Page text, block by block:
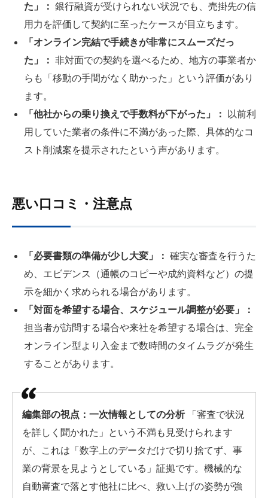
た」： 銀行融資が受けられない状況でも、売掛先の信
用力を評価して契約に至ったケースが目立ちます。
「オンライン完結で手続きが非常にスムーズだっ
た」： 非対面での契約を選べるため、地方の事業者か
らも「移動の手間がなく助かった」という評価があり
ます。
「他社からの乗り換えで手数料が下がった」：
以前利
用していた業者の条件に不満があった際、具体的なコ
スト削減案を提示されたという声があります。
悪い口コミ・注意点
「必要書類の準備が少し大変」： 確実な審査を行うた
め、エビデンス（通帳のコピーや成約資料など）の提
示を細かく求められる場合があります。
「対面を希望する場合、スケジュール調整が必要」：
担当者が訪問する場合や来社を希望する場合は、完全
オンライン型より入金まで数時間のタイムラグが発生
することがあります。
編集部の視点：一次情報としての分析「審査で状況
を詳しく聞かれた」という不満も見受けられます
が、これは「数字上のデータだけで切り捨てず、事
業の背景を見ようとしている」証拠です。機械的な
自動審査で落とす他社に比べ、救い上げの姿勢が強